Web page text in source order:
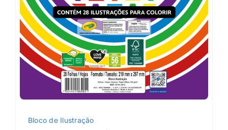
Bloco de Ilustração